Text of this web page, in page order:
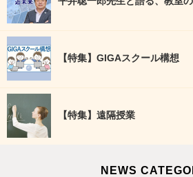
【特集】GIGAスクール構想
【特集】遠隔授業
NEWS